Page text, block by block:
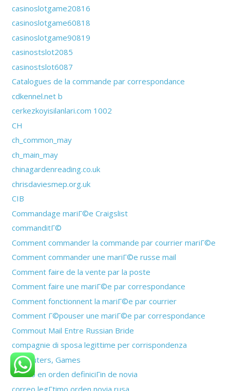
casinoslotgame20816
casinoslotgame60818
casinoslotgame90819
casinostslot2085
casinostslot6087
Catalogues de la commande par correspondance
cdkennel.net b
cerkezkoyisilanlari.com 1002
CH
ch_common_may
ch_main_may
chinagardenreading.co.uk
chrisdaviesmep.org.uk
CIB
Commandage mariГ©e Craigslist
commanditГ©
Comment commander la commande par courrier mariГ©e
Comment commander une mariГ©e russe mail
Comment faire de la vente par la poste
Comment faire une mariГ©e par correspondance
Comment fonctionnent la mariГ©e par courrier
Comment Г©pouser une mariГ©e par correspondance
Commout Mail Entre Russian Bride
compagnie di sposa legittime per corrispondenza
Computers, Games
correo en orden definiciГіn de novia
correo legГ­timo orden novia rusa